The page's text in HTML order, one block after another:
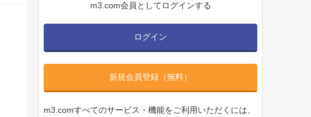
m3.com会員としてログインする
ログイン
新規会員登録（無料）
m3.comすべてのサービス・機能をご利用いただくには、